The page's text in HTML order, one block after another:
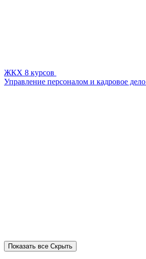
ЖКХ 8 курсов
Управление персоналом и кадровое дело
Показать все Скрыть